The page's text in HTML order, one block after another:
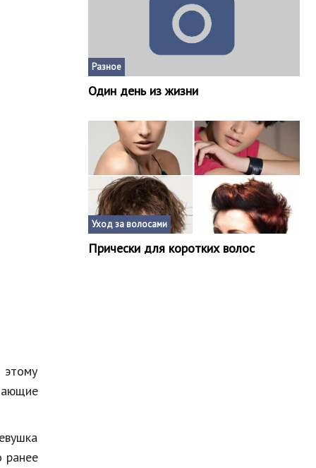
ранее
Разное
Один день из жизни
Уход за волосами
Прически для коротких волос